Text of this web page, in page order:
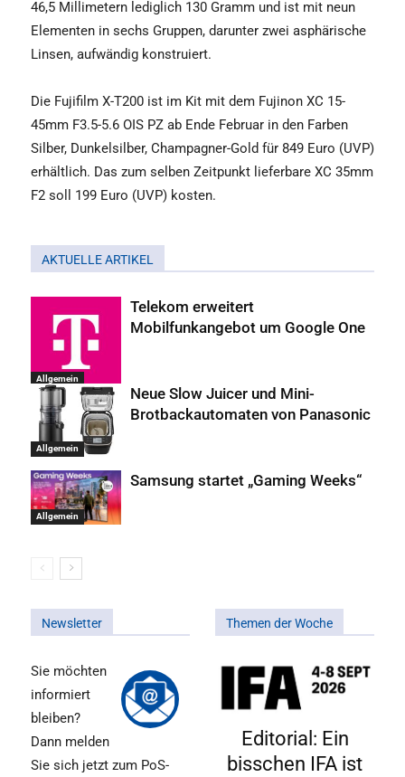
46,5 Millimetern lediglich 130 Gramm und ist mit neun
Elementen in sechs Gruppen, darunter zwei asphärische
Linsen, aufwändig konstruiert.
Die Fujifilm X-T200 ist im Kit mit dem Fujinon XC 15-
45mm F3.5-5.6 OIS PZ ab Ende Februar in den Farben
Silber, Dunkelsilber, Champagner-Gold für 849 Euro (UVP)
erhältlich. Das zum selben Zeitpunkt lieferbare XC 35mm
F2 soll 199 Euro (UVP) kosten.
AKTUELLE ARTIKEL
Allgemein
Telekom erweitert
Mobilfunkangebot um Google One
Allgemein
Neue Slow Juicer und Mini-
Brotbackautomaten von Panasonic
Allgemein
Samsung startet „Gaming Weeks“
Newsletter
Sie möchten
informiert
bleiben?
Dann melden
Sie sich jetzt zum PoS-
Themen der Woche
Editorial: Ein
bisschen IFA ist